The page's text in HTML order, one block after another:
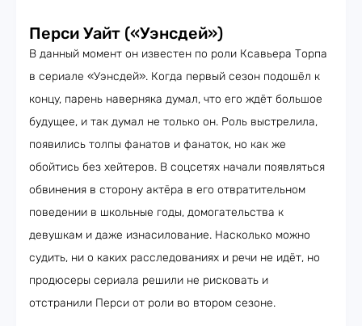
Перси Уайт («Уэнсдей»)
В данный момент он известен по роли Ксавьера Торпа
в сериале «Уэнсдей». Когда первый сезон подошёл к
концу, парень наверняка думал, что его ждёт большое
будущее, и так думал не только он. Роль выстрелила,
появились толпы фанатов и фанаток, но как же
обойтись без хейтеров. В соцсетях начали появляться
обвинения в сторону актёра в его отвратительном
поведении в школьные годы, домогательства к
девушкам и даже изнасилование. Насколько можно
судить, ни о каких расследованиях и речи не идёт, но
продюсеры сериала решили не рисковать и
отстранили Перси от роли во втором сезоне.